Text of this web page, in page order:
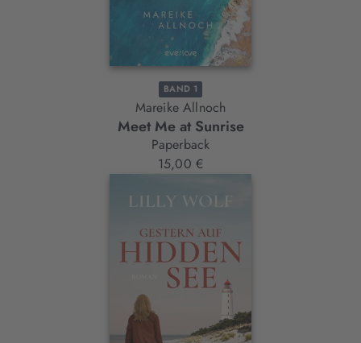
BAND 1
Mareike Allnoch
Meet Me at Sunrise
Paperback
15,00 €